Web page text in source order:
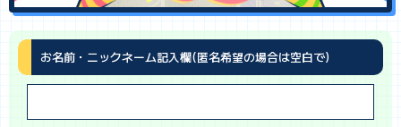
お名前・ニックネーム記入欄(匿名希望の場合は空白で)